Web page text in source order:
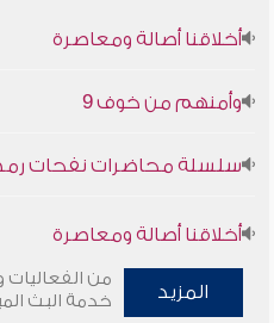
أخلاقنا أصالة ومعاصرة
وأمنهم من خوف 9
سلسلة محاضرات نفحات رمضانية
أخلاقنا أصالة ومعاصرة
وأمنهم من خوف 9
المزيد
من الفعاليات
خدمة البث